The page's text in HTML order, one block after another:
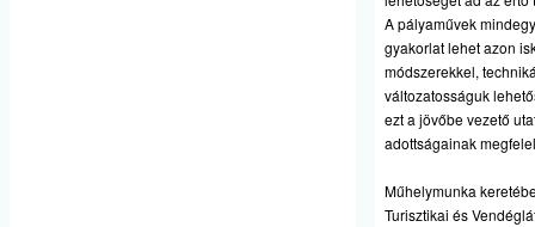
A pályaművek
gyakorlat lehet azon
módszerekkel,
változatosságuk
ezt a jövőbe vezető
adottságainak
Műhelymunka
Turisztikai és